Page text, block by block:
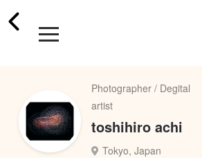
Photographer / Degital
artist
toshihiro achi
Tokyo, Japan